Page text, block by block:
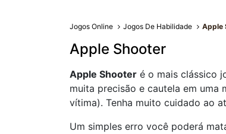
Jogos Online Jogos De Habilidade Apple
Apple Shooter
Apple Shooter é o mais clássico
muita precisão e cautela em uma
vítima). Tenha muito cuidado ao
Um simples erro você poderá